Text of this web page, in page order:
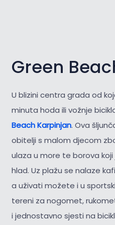
Green
U blizini centra grada od
minuta hoda ili vožnje
Beach Karpinjan. Ova
obitelji s malom djecom
ulaza u more te borova koji
hlad. Uz plažu se nalaze
a uživati možete i u
tereni za nogomet,
i jednostavno sjesti na